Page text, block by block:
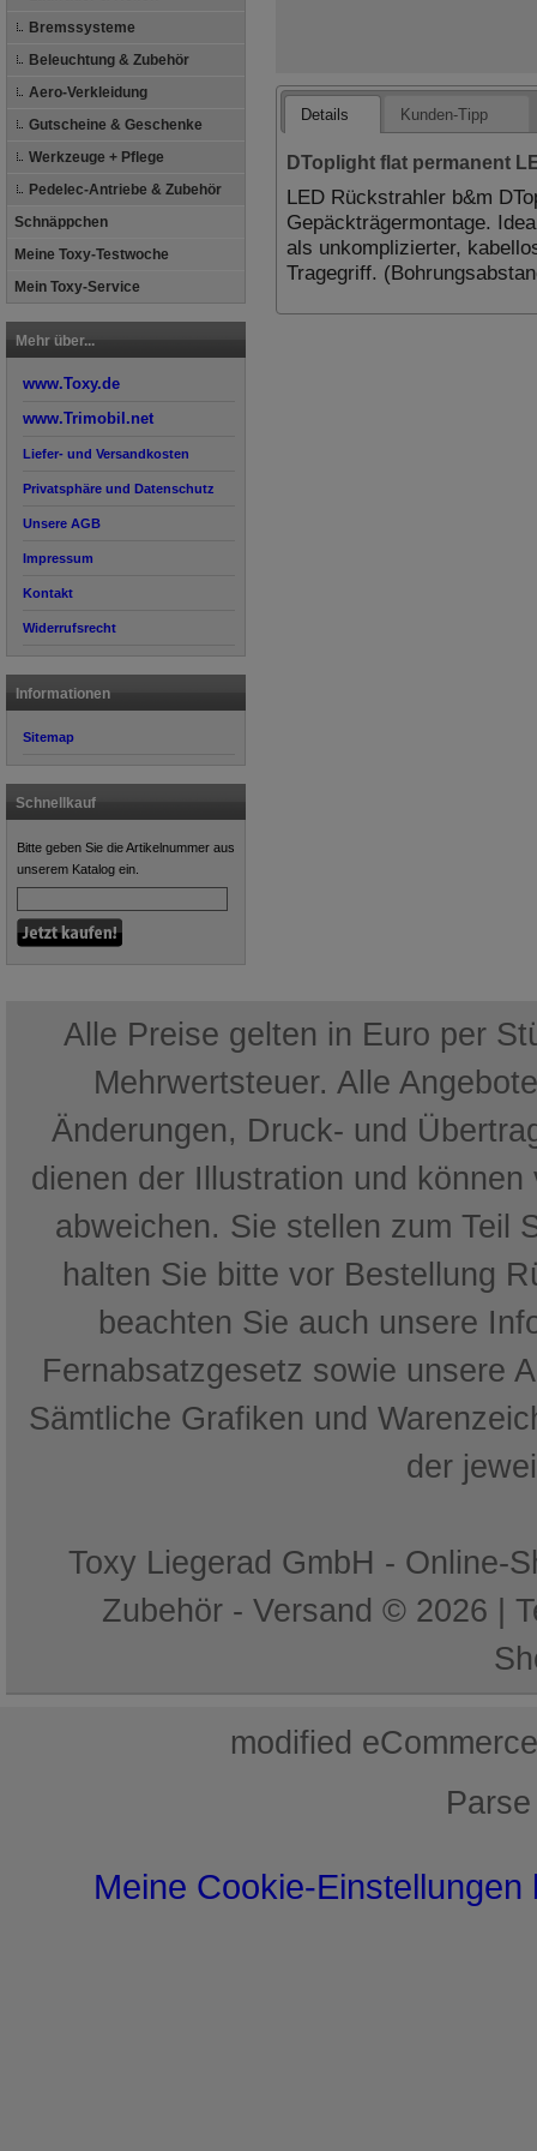
Bremssysteme
Beleuchtung & Zubehör
Aero-Verkleidung
Gutscheine & Geschenke
Werkzeuge + Pflege
Pedelec-Antriebe & Zubehör
Schnäppchen
Meine Toxy-Testwoche
Mein Toxy-Service
Mehr über...
www.Toxy.de
www.Trimobil.net
Liefer- und Versandkosten
Privatsphäre und Datenschutz
Unsere AGB
Impressum
Kontakt
Widerrufsrecht
Informationen
Sitemap
Schnellkauf
Bitte geben Sie die Artikelnummer aus
unserem Katalog ein.
Details Kunden-Tipp
DToplight flat permanent
LED Rückstrahler b&m
Gepäckträgermontage.
als unkomplizierter,
Tragegriff.
Alle Preise gelten in Euro per
Mehrwertsteuer. Alle
Änderungen, Druck- und
dienen der Illustration und
abweichen. Sie stellen zum Teil
halten Sie bitte vor Bestellung
beachten Sie auch unsere
Fernabsatzgesetz sowie unsere
Sämtliche Grafiken und
der
Toxy Liegerad GmbH - Online-
Zubehör - Versand © 2026 |
mod ified
Meine Cookie-